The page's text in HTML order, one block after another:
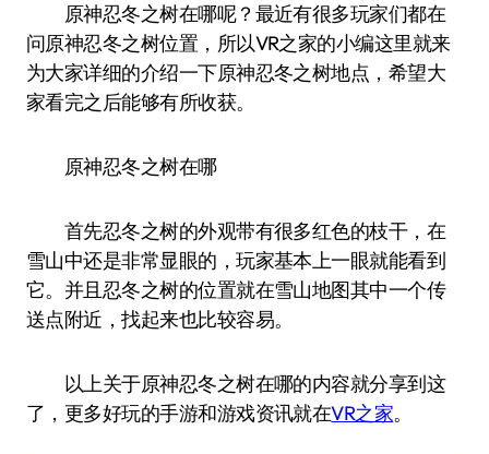
原神忍冬之树在哪呢？最近有很多玩家们都在
问原神忍冬之树位置，所以VR之家的小编这里就来
为大家详细的介绍一下原神忍冬之树地点，希望大
家看完之后能够有所收获。
原神忍冬之树在哪
首先忍冬之树的外观带有很多红色的枝干，在
雪山中还是非常显眼的，玩家基本上一眼就能看到
它。并且忍冬之树的位置就在雪山地图其中一个传
送点附近，找起来也比较容易。
以上关于原神忍冬之树在哪的内容就分享到这
了，更多好玩的手游和游戏资讯就在VR之家。